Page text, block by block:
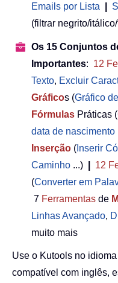
Emails por Lista
(filtrar negrito/
Os 15 Conjuntos
Importantes: 12
Texto, Excluir
Gráficos (Gráfico
Fórmulas Práticas (
data de nascimento
Inserção ( Inserir
Caminho ...) 12
(Converter em
7 Ferramentas de
Linhas Avançado,
muito mais
Use o Kutools no
compatível com inglês,